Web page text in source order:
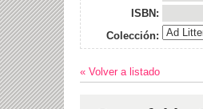
ISBN:
Colección:
« Volver a listado